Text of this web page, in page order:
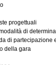
progettuali
di
di partecipazione
della gara